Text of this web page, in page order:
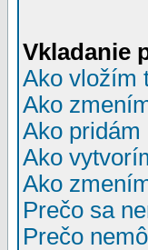
Vkladanie
Ako vložím
Ako
Ako pridám
Ako
Ako
Prečo sa
Prečo